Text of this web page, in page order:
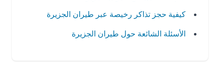
كيفية حجز تذاكر رخيصة عبر طيران الجزيرة
الأسئلة الشائعة حول طيران الجزيرة